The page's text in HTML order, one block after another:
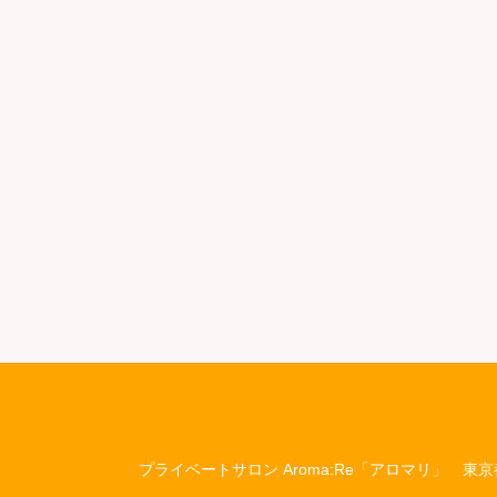
プライベートサロン Aroma:Re「アロマリ」 東京